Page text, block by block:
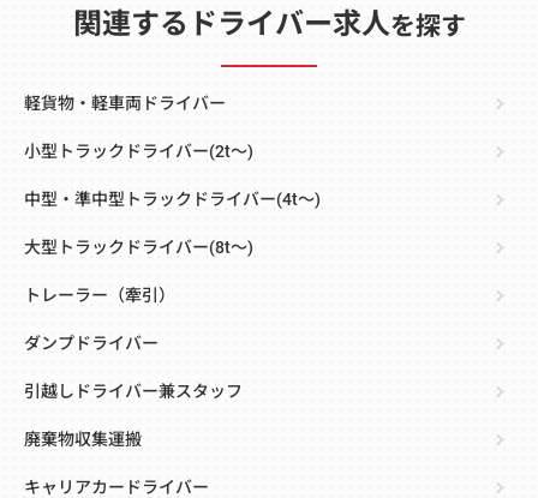
関連するドライバー求人を探す
軽貨物・軽車両ドライバー
小型トラックドライバー(2t～)
中型・準中型トラックドライバー(4t～)
大型トラックドライバー(8t～)
トレーラー（牽引）
ダンプドライバー
引越しドライバー兼スタッフ
廃棄物収集運搬
キャリアカードライバー